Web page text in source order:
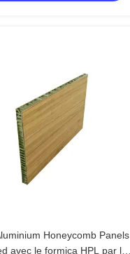
Honeycomb Panels
avec le formica HPL par le